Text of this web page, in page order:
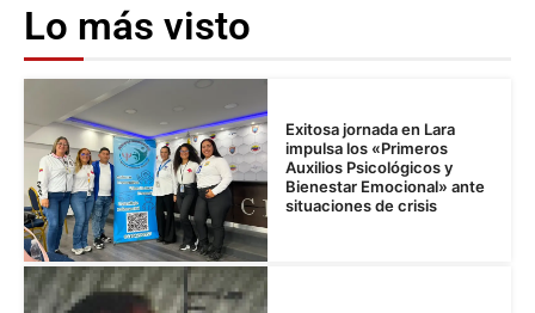
Lo más visto
Exitosa jornada en Lara
impulsa los «Primeros
Auxilios Psicológicos y
Bienestar Emocional» ante
situaciones de crisis